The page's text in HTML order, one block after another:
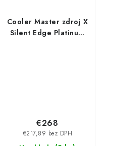
Cooler Master zdroj X
Silent Edge Platinum
€217,89 bez DPH
€268